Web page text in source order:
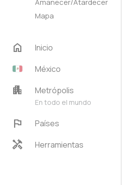
Mapa
home
Inicio
México
apartment Metrópolis
En todo el mundo
flag Países
handyman Herramientas